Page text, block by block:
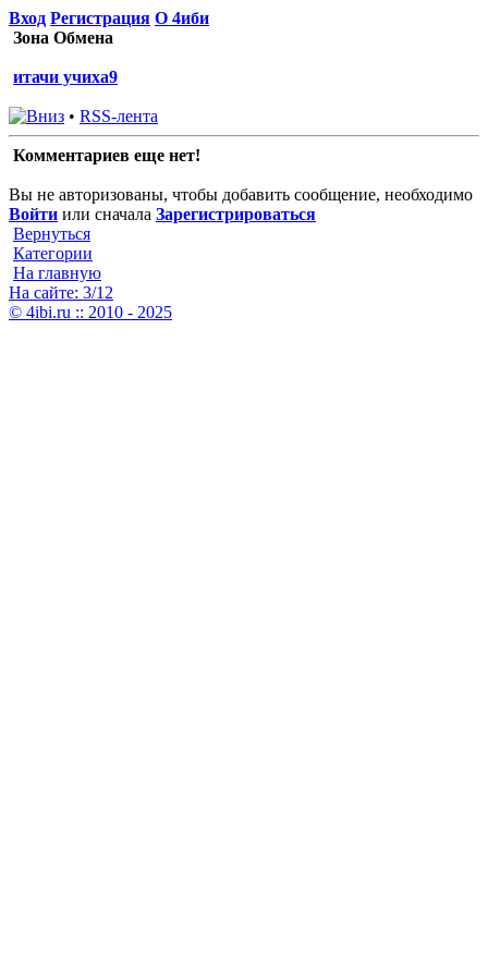
Вход Регистрация О 4иби
Зона Обмена
итачи учиха9
• RSS-лента
Комментариев еще нет!
Вы не авторизованы, чтобы добавить сообщение, необходимо
Войти или сначала Зарегистрироваться
Вернуться
Категории
На главную
На сайте: 3/12
© 4ibi.ru :: 2010 - 2025